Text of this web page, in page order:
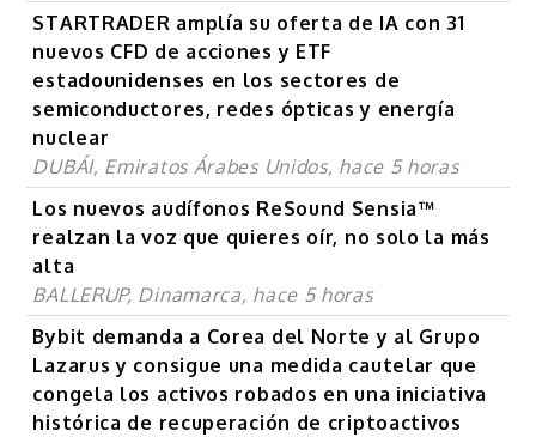
STARTRADER amplía su oferta de IA con 31
nuevos CFD de acciones y ETF
estadounidenses en los sectores de
semiconductores, redes ópticas y energía
nuclear
DUBÁI, Emiratos Árabes Unidos, hace 5 horas
Los nuevos audífonos ReSound Sensia™
realzan la voz que quieres oír, no solo la más
alta
BALLERUP, Dinamarca, hace 5 horas
Bybit demanda a Corea del Norte y al Grupo
Lazarus y consigue una medida cautelar que
congela los activos robados en una iniciativa
histórica de recuperación de criptoactivos